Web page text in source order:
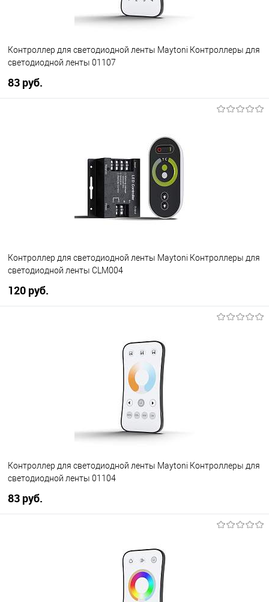
Контроллер для светодиодной ленты Maytoni Контроллеры для
светодиодной ленты 01107
83 pуб.
Уточняйте наличие у
менеджера
Контроллер для светодиодной ленты Maytoni Контроллеры для
светодиодной ленты CLM004
120 pуб.
Уточняйте наличие у
менеджера
Контроллер для светодиодной ленты Maytoni Контроллеры для
светодиодной ленты 01104
83 pуб.
Уточняйте наличие у
менеджера